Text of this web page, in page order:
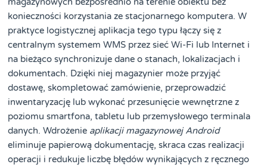
konieczności korzystania ze stacjonarnego komputera. W
praktyce logistycznej aplikacja tego typu łączy się z
centralnym systemem WMS przez sieć Wi-Fi lub Internet i
na bieżąco synchronizuje dane o stanach, lokalizacjach i
dokumentach. Dzięki niej magazynier może przyjąć
dostawę, skompletować zamówienie, przeprowadzić
inwentaryzację lub wykonać przesunięcie wewnętrzne z
poziomu smartfona, tabletu lub przemysłowego terminala
danych. Wdrożenie aplikacji magazynowej Android
eliminuje papierową dokumentację, skraca czas realizacji
operacji i redukuje liczbę błędów wynikających z ręcznego